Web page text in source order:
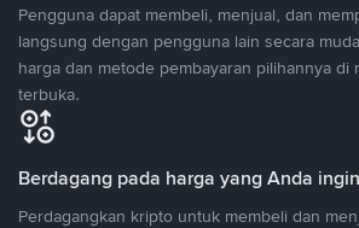
Pengguna dapat membeli, menjual, dan
langsung dengan pengguna lain secara
harga dan metode pembayaran pilihannya di
terbuka.
Berdagang pada harga yang Anda
Perdagangkan kripto untuk membeli dan